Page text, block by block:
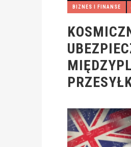
BIZNES I FINANSE